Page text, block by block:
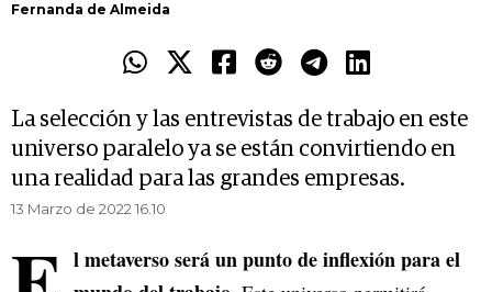
Fernanda de Almeida
La selección y las entrevistas de trabajo en este
universo paralelo ya se están convirtiendo en
una realidad para las grandes empresas.
13 Marzo de 2022 16.10
l metaverso será un punto de inflexión para el